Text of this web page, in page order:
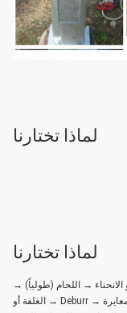
لماذا تختارنا
لماذا تختارنا
الانحناء → اللحام (طولياً) →
التحقق من الأبعاد → لحام الشريحة → حفر الثقب → المعايرة → Deburr → الغلفة أو